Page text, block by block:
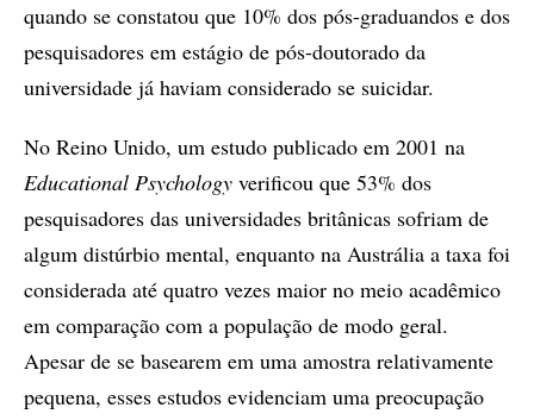
quando se constatou que 10% dos pós-graduandos e dos
pesquisadores em estágio de pós-doutorado da
universidade já haviam considerado se suicidar.
No Reino Unido, um estudo publicado em 2001 na
Educational Psychology verificou que 53% dos
pesquisadores das universidades britânicas sofriam de
algum distúrbio mental, enquanto na Austrália a taxa foi
considerada até quatro vezes maior no meio acadêmico
em comparação com a população de modo geral.
Apesar de se basearem em uma amostra relativamente
pequena, esses estudos evidenciam uma preocupação